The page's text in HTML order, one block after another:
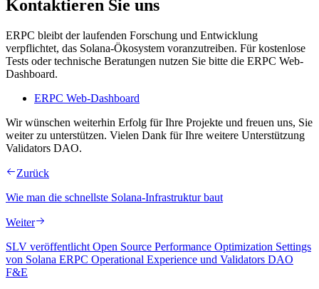
Kontaktieren Sie uns
ERPC bleibt der laufenden Forschung und Entwicklung
verpflichtet, das Solana-Ökosystem voranzutreiben. Für kostenlose
Tests oder technische Beratungen nutzen Sie bitte die ERPC Web-
Dashboard.
ERPC Web-Dashboard
Wir wünschen weiterhin Erfolg für Ihre Projekte und freuen uns, Sie
weiter zu unterstützen. Vielen Dank für Ihre weitere Unterstützung
Validators DAO.
Zurück
Wie man die schnellste Solana-Infrastruktur baut
Weiter
SLV veröffentlicht Open Source Performance Optimization Settings
von Solana ERPC Operational Experience und Validators DAO
F&E